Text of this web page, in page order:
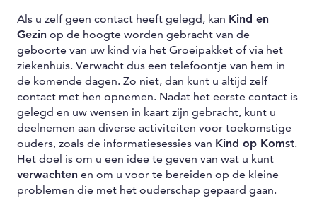
Als u zelf geen contact heeft gelegd, kan Kind en
Gezin op de hoogte worden gebracht van de
geboorte van uw kind via het Groeipakket of via het
ziekenhuis. Verwacht dus een telefoontje van hem in
de komende dagen. Zo niet, dan kunt u altijd zelf
contact met hen opnemen. Nadat het eerste contact is
gelegd en uw wensen in kaart zijn gebracht, kunt u
deelnemen aan diverse activiteiten voor toekomstige
ouders, zoals de informatiesessies van Kind op Komst.
Het doel is om u een idee te geven van wat u kunt
verwachten en om u voor te bereiden op de kleine
problemen die met het ouderschap gepaard gaan.